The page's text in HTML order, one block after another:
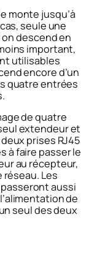
monte jusqu’à
seule une
descend en
important,
utilisables
encore d’un
quatre entrées
de quatre
extendeur et
prises RJ45
à faire passer le
au récepteur,
réseau. Les
aussi
de
seul des deux